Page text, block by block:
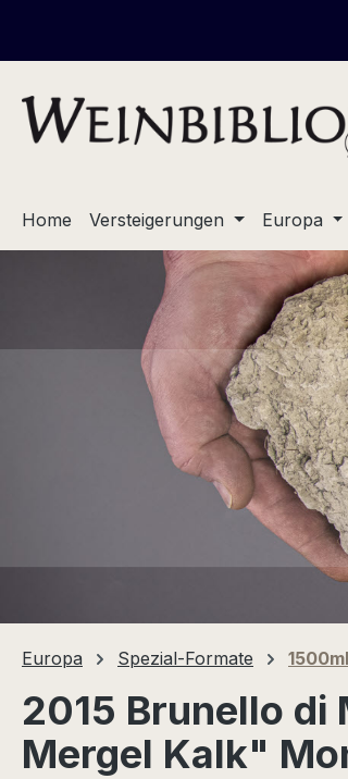
Home Versteigerungen Europa
Europa Spezial-Formate
2015 Brunello
Mergel Kalk"